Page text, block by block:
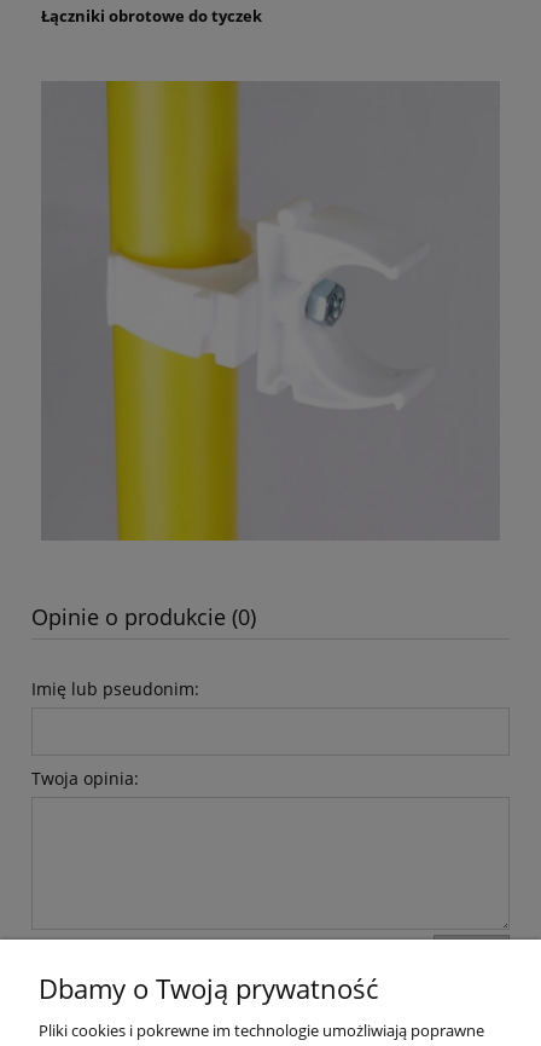
Łączniki obrotowe do tyczek
Opinie o produkcie (0)
Imię lub pseudonim:
Twoja opinia:
Dbamy o Twoją prywatność
Pliki cookies i pokrewne im technologie umożliwiają poprawne